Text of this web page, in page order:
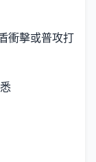
衝擊或普攻打